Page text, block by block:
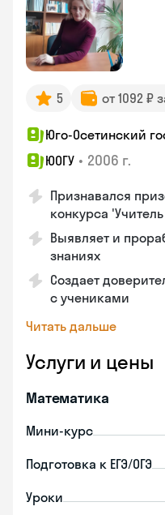
5 от 1092 ₽
Юго-Осетинский
ЮОГУ • 2006 г.
Признавался
конкурса
Выявляет и
знаниях
Создает
с учениками
Читать дальше
Услуги и цены
Математика
Мини-курс
Подготовка к ЕГЭ/ОГЭ
Уроки